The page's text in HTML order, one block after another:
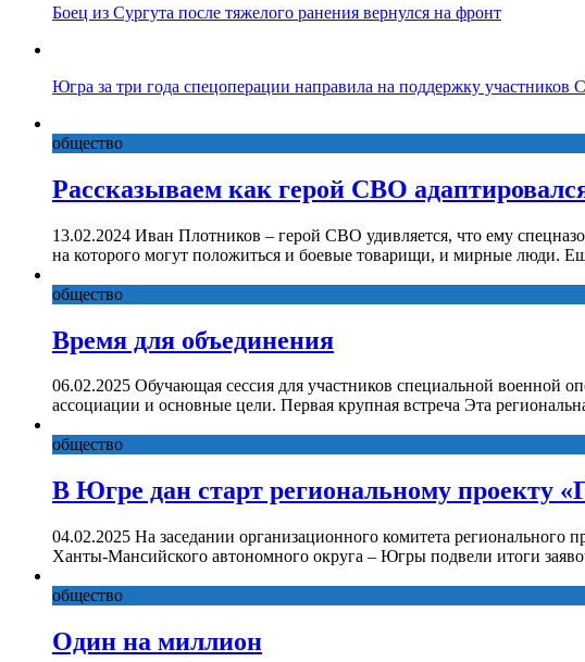
Боец из Сургута после тяжелого ранения вернулся на фронт
Югра за три года спецоперации направила на поддержку
общество
Рассказываем как герой СВО
13.02.2024 Иван Плотников – герой СВО удивляется, что ему
на которого могут положиться и боевые товарищи, и мирные люди.
общество
Время для объединения
06.02.2025 Обучающая сессия для участников специальной военной
ассоциации и основные цели. Первая крупная встреча Эта
общество
В Югре дан старт региональному проекту
04.02.2025 На заседании организационного комитета
Ханты-Мансийского автономного округа – Югры подвели итоги
общество
Один на миллион